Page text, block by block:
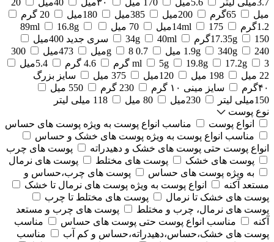
3.7میلی لیتر
5.6میل 170 میل ۳۰میل 40میل
20
میل
65گرم 200میل 385میل 180میل
20 گرم
1.2گرم
14ml 175میل 70 میل 89ml
16.8g
17.35g
150گرم 34g 40ml
سری جدید 400میل
1.9g
340g 240 میل 0.7 g 8میل 473میل
300
ml
5g 19.8g 17.2g 3 گرم 4.6 گرم
5.4میل
22 میل
198 میل 120میل 375 میل
سایز بزرگ
۴۰گرم
سایز مینی ۱۰ گرم 230 گرم
550 میل
150میلی لیتر
230میل 80 میل
118 میلی لیتر
نوع پوست
انواع پوست
مناسب انواع پوست به ویژه پوست های حساس
مناسب انواع پوست به ویژه پوست های خشک و حساس
انواع پوست حتی پوست های خشک و دهیدراته
پوست های چرب
پوست های خشک
پوست های مختلط
پوست های نرمال
به ویژه پوست های حساس
پوست های چرب،حساس و
مستعد آکنه
انواع پوست به ویژه پوست های نرمال تا خشک
پوست های خشک تا نرمال
پوست های مختلط تا چرب
پوست های نرمال، چرب و مختلط
پوست های چرب و مستعد
آکنه
مناسب انواع پوست حتی پوست های حساس
مناسب
پوست های خشک،حساس،دهیدراته،حساس و کم آب
مناسب